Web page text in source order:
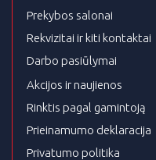
Prekybos salonai
Rekvizitai ir kiti kontaktai
Darbo pasiūlymai
Akcijos ir naujienos
Rinktis pagal gamintoją
Prieinamumo deklaracija
Privatumo politika